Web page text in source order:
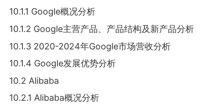
10.1.1 Google概况分析
10.1.2 Google主营产品、产品结构及新产品分析
10.1.3 2020-2024年Google市场营收分析
10.1.4 Google发展优势分析
10.2 Alibaba
10.2.1 Alibaba概况分析